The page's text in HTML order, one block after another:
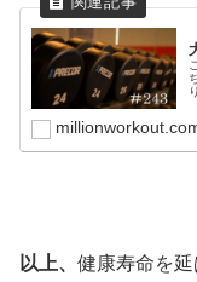
以上、 健康寿命を